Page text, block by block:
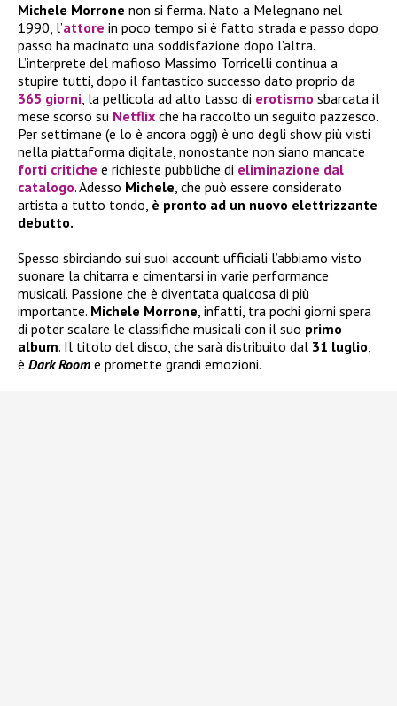
Michele Morrone non si ferma. Nato a Melegnano nel
1990, l’attore in poco tempo si è fatto strada e passo dopo
passo ha macinato una soddisfazione dopo l’altra.
L’interprete del mafioso Massimo Torricelli continua a
stupire tutti, dopo il fantastico successo dato proprio da
365 giorni, la pellicola ad alto tasso di erotismo sbarcata il
mese scorso su Netflix che ha raccolto un seguito pazzesco.
Per settimane (e lo è ancora oggi) è uno degli show più visti
nella piattaforma digitale, nonostante non siano mancate
forti critiche e richieste pubbliche di eliminazione dal
catalogo. Adesso Michele, che può essere considerato
artista a tutto tondo, è pronto ad un nuovo elettrizzante
debutto.
Spesso sbirciando sui suoi account ufficiali l’abbiamo visto
suonare la chitarra e cimentarsi in varie performance
musicali. Passione che è diventata qualcosa di più
importante. Michele Morrone, infatti, tra pochi giorni spera
di poter scalare le classifiche musicali con il suo primo
album. Il titolo del disco, che sarà distribuito dal 31 luglio,
è Dark Room e promette grandi emozioni.